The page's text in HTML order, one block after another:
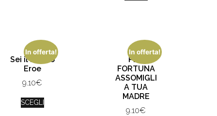
In offerta!
Sei il nostro
Eroe
9.10€
SCEGLI
In offerta!
PER
FORTUNA
ASSOMIGLI
A TUA
MADRE
9.10€